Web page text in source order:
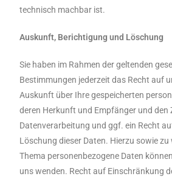
technisch machbar ist.
Auskunft, Berichtigung und Löschung
Sie haben im Rahmen der geltenden
Bestimmungen jederzeit das Recht auf
Auskunft über Ihre gespeicherten
deren Herkunft und Empfänger und den
Datenverarbeitung und ggf. ein Recht
Löschung dieser Daten. Hierzu sowie
Thema personenbezogene Daten
uns wenden. Recht auf Einschränkung